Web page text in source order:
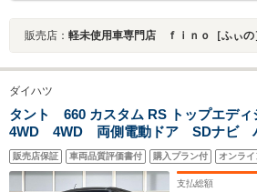
販売店： 軽未使用車専門店 ｆｉｎｏ［ふぃの
ダイハツ
タント 660 カスタム RS トップエディ
4WD 4WD 両側電動ドア SDナビ
突被害軽減システム 禁煙車 スマート
ド ETC 純正15インチアルミ オート
エアコン Bluetooth CD
販売店保証 車両品質評価書付 購入プラン付 オンラ
支払総額